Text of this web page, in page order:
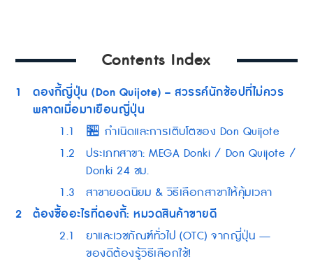
Contents Index
1
ดองกี้ญี่ปุ่น (Don Quijote) – สวรรค์นักช้อปที่ไม่ควร
พลาดเมื่อมาเยือนญี่ปุ่น
1.1
🏪 กำเนิดและการเติบโตของ Don Quijote
1.2
ประเภทสาขา: MEGA Donki / Don Quijote /
Donki 24 ชม.
1.3
สาขายอดนิยม & วิธีเลือกสาขาให้คุ้มเวลา
2 ต้องซื้ออะไรที่ดองกี้: หมวดสินค้าขายดี
2.1
ยาและเวชภัณฑ์ทั่วไป (OTC) จากญี่ปุ่น —
ของดีต้องรู้วิธีเลือกใช้!